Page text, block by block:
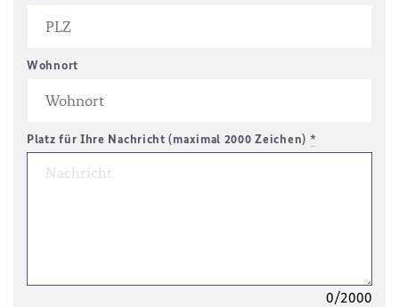
Wohnort
Platz für Ihre Nachricht (maximal 2000 Zeichen) *
0/2000